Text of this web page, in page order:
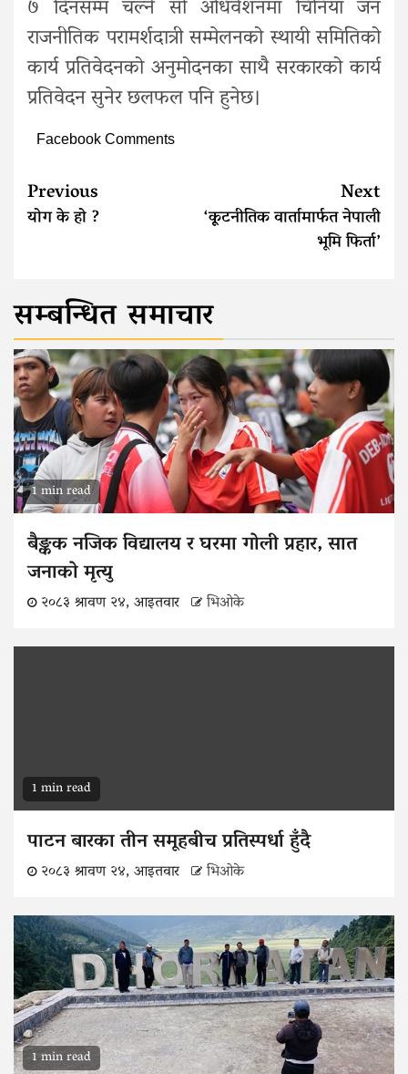
७ दिनसम्म चल्ने सो अधिवेशनमा चिनियाँ जन
राजनीतिक परामर्शदात्री सम्मेलनको स्थायी समितिको
कार्य प्रतिवेदनको अनुमोदनका साथै सरकारको कार्य
प्रतिवेदन सुनेर छलफल पनि हुनेछ।
Facebook Comments
Continue
Reading
Previous
योग के हो ?
Next
‘कूूटनीतिक वार्तामार्फत नेपाली
भूमि फिर्ता’
सम्बन्धित समाचार
1 min read
बैङ्कक नजिक विद्यालय र घरमा गोली प्रहार, सात
जनाको मृत्यु
२०८३ श्रावण २४, आइतवार भिओके
1 min read
पाटन बारका तीन समूहबीच प्रतिस्पर्धा हुँदै
२०८३ श्रावण २४, आइतवार भिओके
1 min read